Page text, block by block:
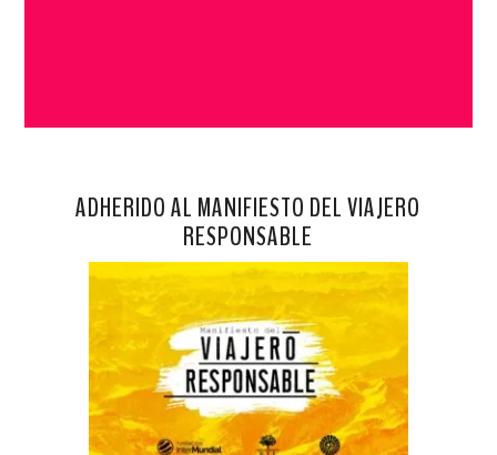
ADHERIDO AL MANIFIESTO DEL VIAJERO
RESPONSABLE